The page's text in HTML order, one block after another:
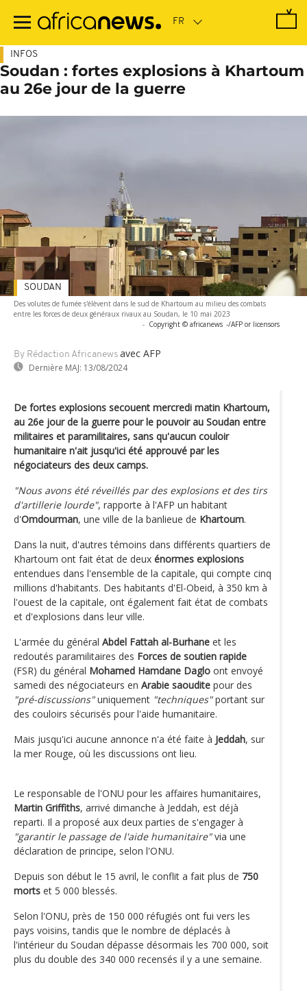
contenu
INFOS
Soudan : fortes explosions à Khartoum
au 26e jour de la guerre
Des volutes de fumée s'élèvent dans le sud de Khartoum au milieu des combats
entre les forces de deux généraux rivaux au Soudan, le 10 mai 2023
- Copyright © africanews -/AFP or licensors
By Rédaction Africanews avec AFP
Dernière MAJ: 13/08/2024
SOUDAN
De fortes explosions secouent mercredi matin Khartoum,
au 26e jour de la guerre pour le pouvoir au Soudan entre
militaires et paramilitaires, sans qu'aucun couloir
humanitaire n'ait jusqu'ici été approuvé par les
négociateurs des deux camps.
"Nous avons été réveillés par des explosions et des tirs
d'artillerie lourde", rapporte à l'AFP un habitant
d'Omdourman, une ville de la banlieue de Khartoum.
Dans la nuit, d'autres témoins dans différents quartiers de
Khartoum ont fait état de deux énormes explosions
entendues dans l'ensemble de la capitale, qui compte cinq
millions d'habitants. Des habitants d'El-Obeid, à 350 km à
l'ouest de la capitale, ont également fait état de combats
et d'explosions dans leur ville.
L'armée du général Abdel Fattah al-Burhane et les
redoutés paramilitaires des Forces de soutien rapide
(FSR) du général Mohamed Hamdane Daglo ont envoyé
samedi des négociateurs en Arabie saoudite pour des
"pré-discussions"uniquement "techniques"portant sur
des couloirs sécurisés pour l'aide humanitaire.
Mais jusqu'ici aucune annonce n'a été faite à Jeddah, sur
la mer Rouge, où les discussions ont lieu.
Le responsable de l'ONU pour les affaires humanitaires,
Martin Griffiths, arrivé dimanche à Jeddah, est déjà
reparti. Il a proposé aux deux parties de s'engager à
"garantir le passage de l'aide humanitaire"via une
déclaration de principe, selon l'ONU.
Depuis son début le 15 avril, le conflit a fait plus de 750
morts et 5 000 blessés.
Selon l'ONU, près de 150 000 réfugiés ont fui vers les
pays voisins, tandis que le nombre de déplacés à
l'intérieur du Soudan dépasse désormais les 700 000, soit
plus du double des 340 000 recensés il y a une semaine.